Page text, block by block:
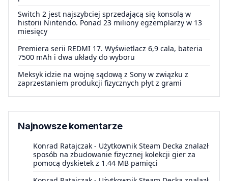
Switch 2 jest najszybciej sprzedającą się konsolą w
historii Nintendo. Ponad 23 miliony egzemplarzy w 13
miesięcy
Premiera serii REDMI 17. Wyświetlacz 6,9 cala, bateria
7500 mAh i dwa układy do wyboru
Meksyk idzie na wojnę sądową z Sony w związku z
zaprzestaniem produkcji fizycznych płyt z grami
Najnowsze komentarze
Konrad Ratajczak - Użytkownik Steam Decka znalazł
sposób na zbudowanie fizycznej kolekcji gier za
pomocą dyskietek z 1.44 MB pamięci